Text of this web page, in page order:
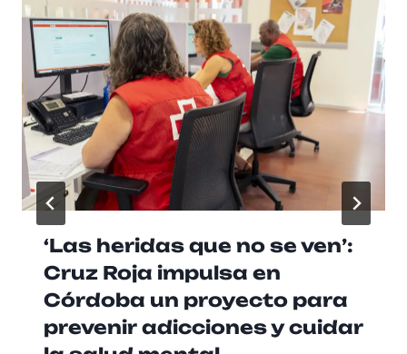
‘Las heridas que no se ven’:
Cruz Roja impulsa en
Córdoba un proyecto para
prevenir adicciones y cuidar